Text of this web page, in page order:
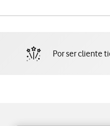
Por ser cliente